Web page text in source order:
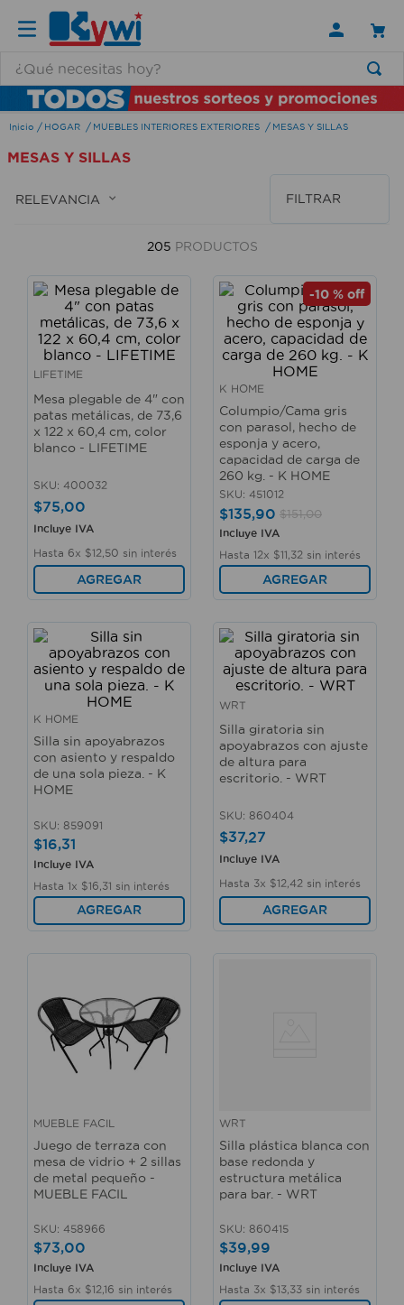
HOGAR MUEBLES INTERIORES EXTERIORES MESAS Y SILLAS
MESAS Y SILLAS
RELEVANCIA FILTRAR
205 PRODUCTOS
LIFETIME
Mesa plegable de 4" con
patas metálicas, de 73,6
x 122 x 60,4 cm, color
blanco - LIFETIME
SKU: 400032
$75,00
Incluye IVA
Hasta 6x $12 50 sin interés
AGREGAR
-10 % off
K HOME
Columpio/Cama gris
con parasol, hecho de
esponja y acero,
capacidad de carga de
260 kg. - K HOME
SKU: 451012
$135,90 $151,00
Incluye IVA
Hasta 12x $11 32 sin interés
AGREGAR
K HOME
Silla sin apoyabrazos
con asiento y respaldo
de una sola pieza. - K
HOME
SKU: 859091
$16,31
Incluye IVA
Hasta 1x $16 31 sin interés
AGREGAR
WRT
Silla giratoria sin
apoyabrazos con ajuste
de altura para
escritorio. - WRT
SKU: 860404
$37,27
Incluye IVA
Hasta 3x $12 42 sin interés
AGREGAR
MUEBLE FACIL
Juego de terraza con
mesa de vidrio + 2 sillas
de metal pequeño -
MUEBLE FACIL
SKU: 458966
$73,00
Incluye IVA
Hasta 6x $1216 sin interés
WRT
Silla plástica blanca con
base redonda y
estructura metálica
para bar. - WRT
SKU: 860415
$39,99
Incluye IVA
Hasta 3x $13 33 sin interés
TÉRMINOS MÁS BUSCADOS
1.
lamparas
2.
ducha
3.
silla
escritorio
aspiradora
taladro
fregadero